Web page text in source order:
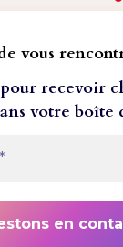
après le
vous
recevoir
votre boîte
Conditions